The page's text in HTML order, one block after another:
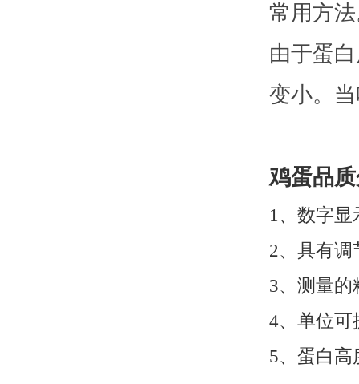
常用方
由于蛋
变小。
鸡蛋品
1、数字显
2、具有
3、测量的
4、单位可
5、蛋白